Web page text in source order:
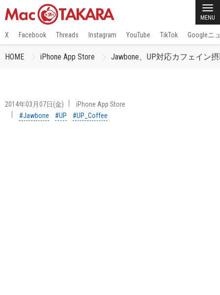
MENU
X Facebook Threads Instagram YouTube TikTok Googleニ
HOME iPhone App Store Jawbone、UP対応カフェイン
2014年03月07日(金)
iPhone App Store
#Jawbone
#UP #UP_Coffee